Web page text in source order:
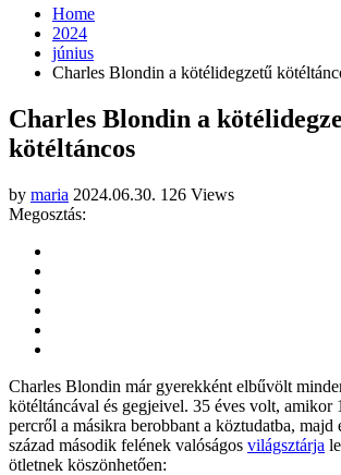
Home
2024
június
Charles Blondin a kötélidegzetű
Charles Blondin a
kötéltáncos
by maria 2024.06.30. 126 Views
Megosztás:
Charles Blondin már gyerekként elbűvölt
kötéltáncával és gegjeivel. 35 éves volt, amikor
percről a másikra berobbant a köztudatba, majd
század második felének valóságos világsztárja
ötletnek köszönhetően: